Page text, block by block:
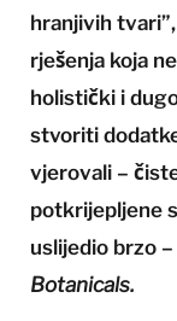
hranjivih
rješenja koja
holistički i
stvoriti
vjerovali –
potkrijepljene
uslijedio brzo
Botanicals.